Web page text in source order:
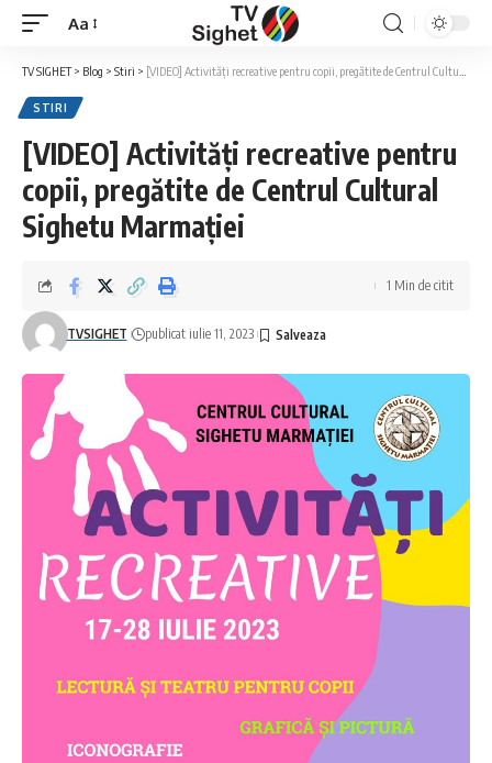
Font
Resizer
Aa
TV SIGHET> Blog > Stiri > [VIDEO] Activități recreative pentru copii, pregătite de Centrul Cultural Sighetu Marmației
STIRI
[VIDEO] Activități recreative pentru
copii, pregătite de Centrul Cultural
Sighetu Marmației
TVSIGHET publicat iulie 11, 2023
1 Min de citit